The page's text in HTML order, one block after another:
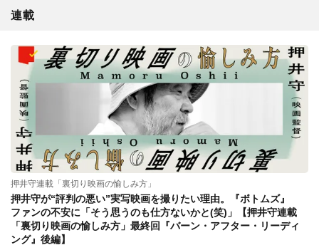
連載
押井守連載「裏切り映画の愉しみ方」
押井守が“評判の悪い”実写映画を撮りたい理由。『ボトムズ』
ファンの不安に「そう思うのも仕方ないかと(笑)」【押井守連載
「裏切り映画の愉しみ方」最終回『バーン・アフター・リーディ
ング』後編】